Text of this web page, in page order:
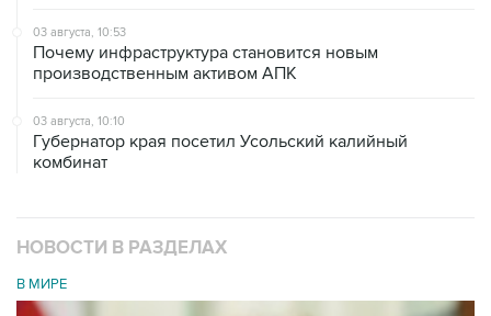
03 августа, 10:53
Почему инфраструктура становится новым
производственным активом АПК
03 августа, 10:10
Губернатор края посетил Усольский калийный
комбинат
НОВОСТИ В РАЗДЕЛАХ
В МИРЕ